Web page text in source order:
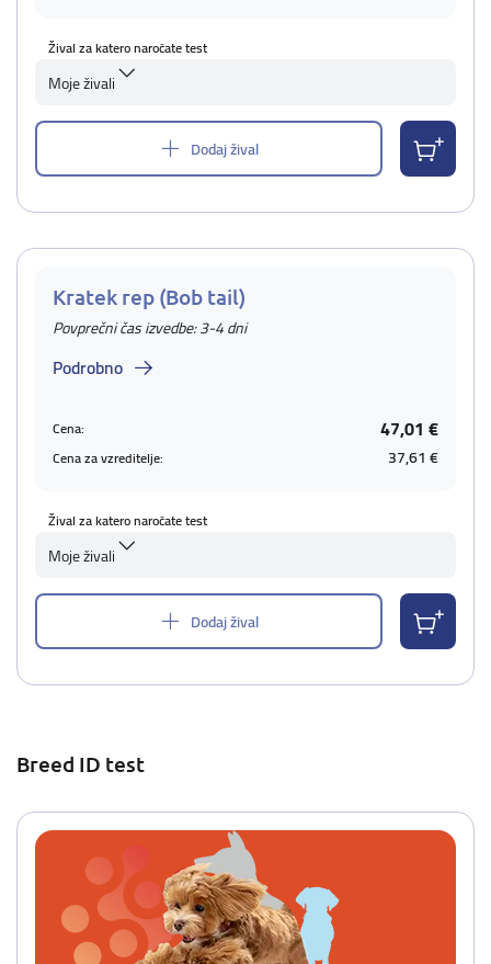
Žival za katero naročate test
Moje živali
Dodaj žival
Kratek rep (Bob tail)
Povprečni čas izvedbe: 3-4 dni
Podrobno
Cena: 47,01 €
Cena za vzreditelje: 37,61 €
Žival za katero naročate test
Moje živali
Dodaj žival
Breed ID test